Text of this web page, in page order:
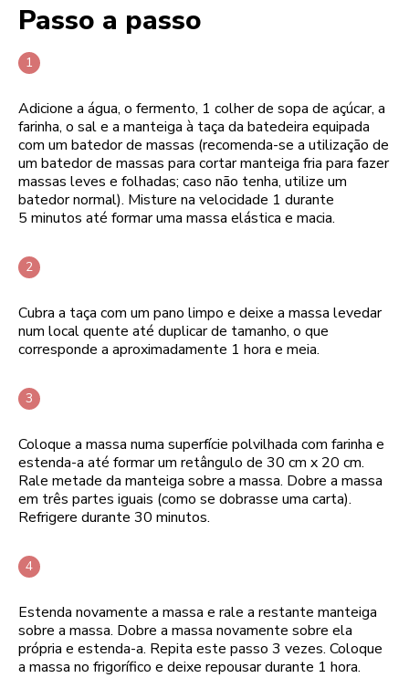
Passo a passo
Adicione a água, o fermento, 1 colher de sopa de açúcar, a
farinha, o sal e a manteiga à taça da batedeira equipada
com um batedor de massas (recomenda-se a utilização de
um batedor de massas para cortar manteiga fria para fazer
massas leves e folhadas; caso não tenha, utilize um
batedor normal). Misture na velocidade 1 durante
5 minutos até formar uma massa elástica e macia.
Cubra a taça com um pano limpo e deixe a massa levedar
num local quente até duplicar de tamanho, o que
corresponde a aproximadamente 1 hora e meia.
Coloque a massa numa superfície polvilhada com farinha e
estenda-a até formar um retângulo de 30 cm x 20 cm.
Rale metade da manteiga sobre a massa. Dobre a massa
em três partes iguais (como se dobrasse uma carta).
Refrigere durante 30 minutos.
Estenda novamente a massa e rale a restante manteiga
sobre a massa. Dobre a massa novamente sobre ela
própria e estenda-a. Repita este passo 3 vezes. Coloque
a massa no frigorífico e deixe repousar durante 1 hora.